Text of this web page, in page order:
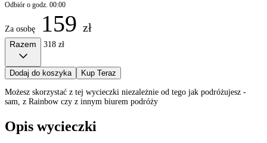
Odbiór o godz. 00:00
Za osobę 159 zł
Razem 318 zł
Dodaj do koszyka Kup Teraz
Możesz skorzystać z tej wycieczki niezależnie od tego jak podróżujesz -
sam, z Rainbow czy z innym biurem podróży
Opis wycieczki